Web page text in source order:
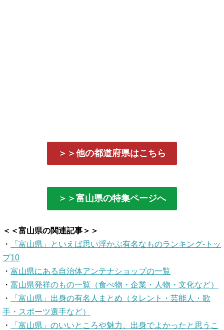
＞＞他の都道府県はこちら
＞＞富山県の特集ページへ
＜＜富山県の関連記事＞＞
・
「富山県」といえば思い浮かぶ有名なものランキング-トッ
プ10
・ 富山県にある自治体アンテナショップの一覧
・ 富山県発祥のもの一覧（食べ物・企業・人物・文化など）
・
「富山県」出身の有名人まとめ（タレント・芸能人・歌
手・スポーツ選手など）
・
「富山県」のいいところや魅力、出身でよかったと思うこ